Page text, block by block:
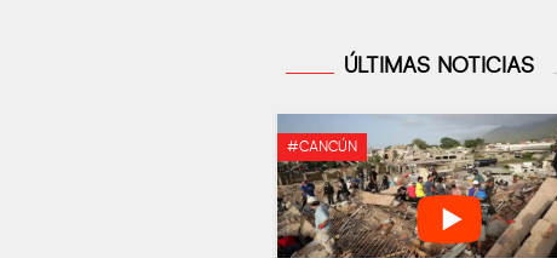
ÚLTIMAS NOTICIAS
#CANCÚN